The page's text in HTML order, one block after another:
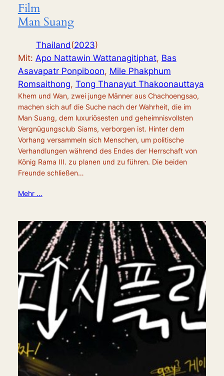
Film
Man Suang
Thailand(2023)
Mit: Apo Nattawin Wattanagitiphat, Bas
Asavapatr Ponpiboon, Mile Phakphum
Romsaithong, Tong Thanayut Thakoonauttaya
Khem und Wan, zwei junge Männer aus Chachoengsao,
machen sich auf die Suche nach der Wahrheit, die im
Man Suang, dem luxuriösesten und geheimnisvollsten
Vergnügungsclub Siams, verborgen ist. Hinter dem
Vorhang versammeln sich Menschen, um politische
Verhandlungen während des Endes der Herrschaft von
König Rama III. zu planen und zu führen. Die beiden
Freunde schließen…
Mehr …